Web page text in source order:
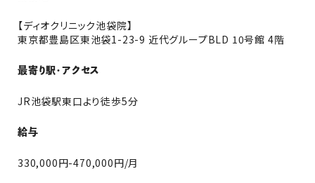
【ディオクリニック池袋院】
東京都豊島区東池袋1-23-9 近代グループBLD 10号館 4階
最寄り駅・アクセス
JR池袋駅東口より徒歩5分
給与
330,000円-470,000円/月